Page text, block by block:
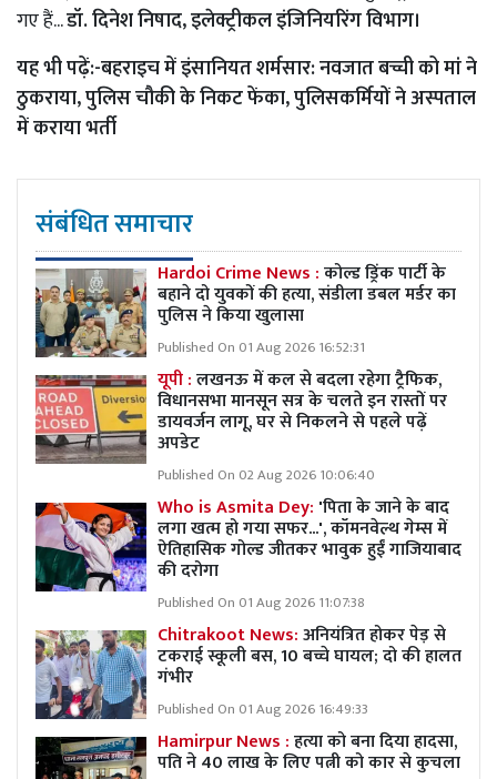
गए हैं...डॉ. दिनेश निषाद, इलेक्ट्रीकल इंजिनियरिंग विभाग।
यह भी पढ़ें:-बहराइच में इंसानियत शर्मसार: नवजात बच्ची को मां ने
ठुकराया, पुलिस चौकी के निकट फेंका, पुलिसकर्मियों ने अस्पताल
में कराया भर्ती
संबंधित समाचार
Hardoi Crime News :कोल्ड ड्रिंक पार्टी के
बहाने दो युवकों की हत्या, संडीला डबल मर्डर का
पुलिस ने किया खुलासा
Published On 01 Aug 2026 16:52:31
यूपी :लखनऊ में कल से बदला रहेगा ट्रैफिक,
विधानसभा मानसून सत्र के चलते इन रास्तों पर
डायवर्जन लागू, घर से निकलने से पहले पढ़ें
अपडेट
Published On 02 Aug 2026 10:06:40
Who is Asmita Dey: 'पिता के जाने के बाद
लगा खत्म हो गया सफर...', कॉमनवेल्थ गेम्स में
ऐतिहासिक गोल्ड जीतकर भावुक हुईं गाजियाबाद
की दरोगा
Published On 01 Aug 2026 11:07:38
Chitrakoot News:अनियंत्रित होकर पेड़ से
टकराई स्कूली बस, 10 बच्चे घायल; दो की हालत
गंभीर
Published On 01 Aug 2026 16:49:33
Hamirpur News :हत्या को बना दिया हादसा,
पति ने 40 लाख के लिए पत्नी को कार से कुचला